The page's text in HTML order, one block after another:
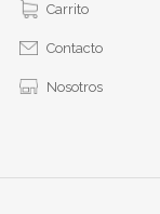
Carrito
Contacto
Nosotros